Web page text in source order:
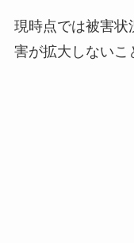
現時点では被害状
害が拡大しないこ